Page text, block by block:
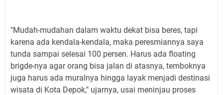
"Mudah-mudahan dalam waktu dekat bisa beres, tapi
karena ada kendala-kendala, maka peresmiannya saya
tunda sampai selesai 100 persen. Harus ada floating
brigde-nya agar orang bisa jalan di atasnya, temboknya
juga harus ada muralnya hingga layak menjadi destinasi
wisata di Kota Depok," ujarnya, usai meninjau proses